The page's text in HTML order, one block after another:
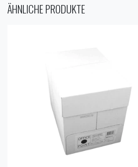
ÄHNLICHE PRODUKTE